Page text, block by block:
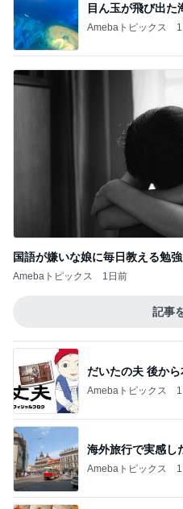
目ん玉が飛び出た
Amebaトピックス
国語が嫌いな娘に毎日教える勉強
Amebaトピックス 1日前
記事
だいたの夫 後か
Amebaトピックス
海外旅行で実感し
Amebaトピックス